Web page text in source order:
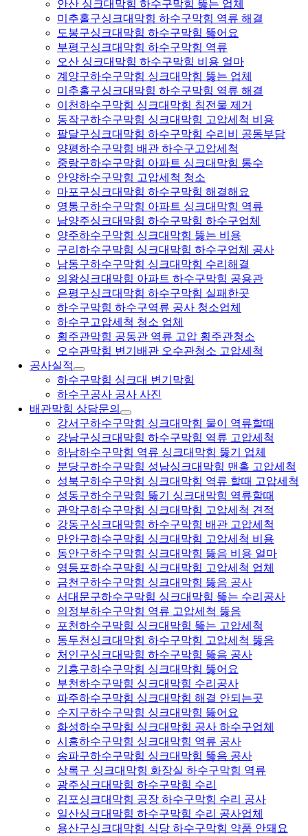
안산 싱크대막힘 하수구막힘 뚫는 업체
미추홀구싱크대막힘 하수구막힘 역류 해결
도봉구싱크대막힘 하수구막힘 뚫어요
부평구싱크대막힘 하수구막힘 역류
오산 싱크대막힘 하수구막힘 비용 얼마
계양구하수구막힘 싱크대막힘 뚫는 업체
미추홀구싱크대막힘 하수구막힘 역류 해결
이천하수구막힘 싱크대막힘 침전물 제거
동작구하수구막힘 싱크대막힘 고압세척 비용
팔달구싱크대막힘 하수구막힘 수리비 공동부담
양평하수구막힘 배관 하수구고압세척
중랑구하수구막힘 아파트 싱크대막힘 통수
안양하수구막힘 고압세척 청소
마포구싱크대막힘 하수구막힘 해결해요
영통구하수구막힘 아파트 싱크대막힘 역류
남양주싱크대막힘 하수구막힘 하수구업체
양주하수구막힘 싱크대막힘 뚫는 비용
구리하수구막힘 싱크대막힘 하수구업체 공사
남동구하수구막힘 싱크대막힘 수리해결
의왕싱크대막힘 아파트 하수구막힘 공용관
은평구싱크대막힘 하수구막힘 실패한곳
하수구막힘 하수구역류 공사 청소업체
하수구고압세척 청소 업체
횡주관막힘 공동관 역류 고압 횡주관청소
오수관막힘 변기배관 오수관청소 고압세척
공사실적
하수구막힘 싱크대 변기막힘
하수구공사 공사 사진
배관막힘 상담문의
강서구하수구막힘 싱크대막힘 물이 역류할때
강남구싱크대막힘 하수구막힘 역류 고압세척
하남하수구막힘 역류 싱크대막힘 뚫기 업체
분당구하수구막힘 성남싱크대막힘 맨홀 고압세척
성북구하수구막힘 싱크대막힘 역류 할때 고압세척
성동구하수구막힘 뚫기 싱크대막힘 역류할때
관악구하수구막힘 싱크대막힘 고압세척 견적
강동구싱크대막힘 하수구막힘 배관 고압세척
만안구하수구막힘 싱크대막힘 고압세척 비용
동안구하수구막힘 싱크대막힘 뚫음 비용 얼마
영등포하수구막힘 싱크대막힘 고압세척 업체
금천구하수구막힘 싱크대막힘 뚫음 공사
서대문구하수구막힘 싱크대막힘 뚫는 수리공사
의정부하수구막힘 역류 고압세척 뚫음
포천하수구막힘 싱크대막힘 뚫는 고압세척
동두천싱크대막힘 하수구막힘 고압세척 뚫음
처인구싱크대막힘 하수구막힘 뚫음 공사
기흥구하수구막힘 싱크대막힘 뚫어요
부천하수구막힘 싱크대막힘 수리공사
파주하수구막힘 싱크대막힘 해결 안되는곳
수지구하수구막힘 싱크대막힘 뚫어요
화성하수구막힘 싱크대막힘 공사 하수구업체
시흥하수구막힘 싱크대막힘 역류 공사
송파구하수구막힘 싱크대막힘 뚫음 공사
상록구 싱크대막힘 화장실 하수구막힘 역류
광주싱크대막힘 하수구막힘 수리
김포싱크대막힘 공장 하수구막힘 수리 공사
일산싱크대막힘 하수구막힘 수리 공사업체
용산구싱크대막힘 식당 하수구막힘 약품 안돼요